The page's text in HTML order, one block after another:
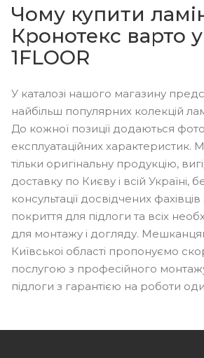
Чому купити
Кронотекс варто
1FLOOR
У каталозі нашого магазину
найбільш популярних колекцій
До кожної позиції додаються
експлуатаційних характеристик.
тільки оригінальну продукцію,
доставку по Києву і всій Україні,
консультації досвідчених
покриття для підлоги та всіх
для монтажу і догляду.
Київськоі області пропонуємо
послугою з професійного
підлоги з гарантією на роботи